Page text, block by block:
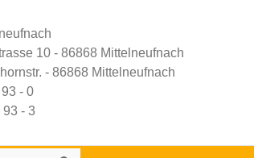
10 - 86868 Mittelneufnach
- 86868 Mittelneufnach
- 0
93 - 3